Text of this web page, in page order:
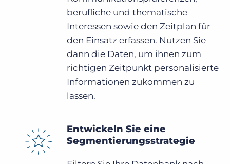
berufliche und thematische
Interessen sowie den Zeitplan für
den Einsatz erfassen. Nutzen Sie
dann die Daten, um ihnen zum
richtigen Zeitpunkt personalisierte
Informationen zukommen zu
lassen.
Entwickeln Sie eine
Segmentierungsstrategie